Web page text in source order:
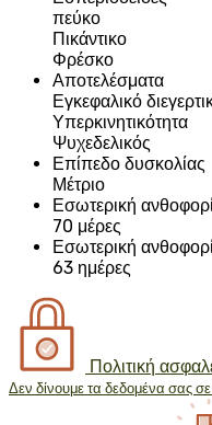
πεύκο
Πικάντικο
Φρέσκο
Αποτελέσματα
Εγκεφαλικό
Υπερκινητικότητα
Ψυχεδελικός
Επίπεδο δυσκολίας
Μέτριο
Εσωτερική
70 μέρες
Εσωτερική
63 ημέρες
Πολιτική
Δεν δίνουμε τα δεδομένα σας